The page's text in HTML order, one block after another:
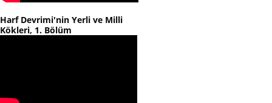
Harf Devrimi'nin Yerli ve Milli
Kökleri, 1. Bölüm